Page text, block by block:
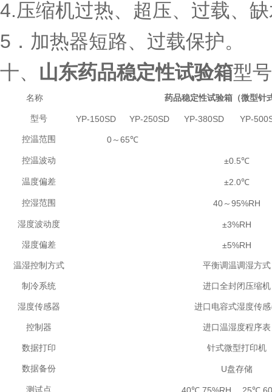
4.压缩机过热、超压、过载、
5 ．加热器短路、过载保护。
十、 山东药品稳定性试验箱型
名称 药品稳定性试验箱（微型针
型号 YP-150SD YP-250SD YP-380SD YP-
控温范围 0 ～ 65℃
控温波动 ±0.5℃
温度偏差 ±2.0℃
控湿范围 40 ～ 95%RH
湿度波动度 ±3%RH
湿度偏差 ±5%RH
温湿控制方式 平衡调温调湿方式
制冷系统 进口全封闭压缩机
湿度传感器 进口电容式湿度传
控制器 进口温湿度程序表
数据打印 针式微型打印机
数据备份 U盘存储
测试点